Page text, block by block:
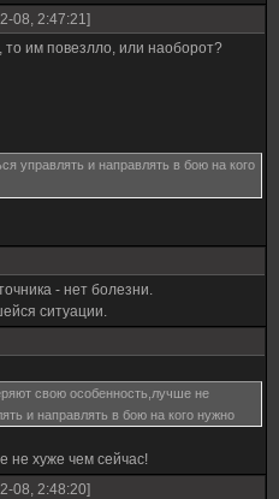
08, 2:47:21]
то им повезлло, или наоборот?
управлять и направлять в бою на кого
- нет болезни.
ситуации.
свою особенность,лучше не
и направлять в бою на кого нужно
не хуже чем сейчас!
08, 2:48:20]